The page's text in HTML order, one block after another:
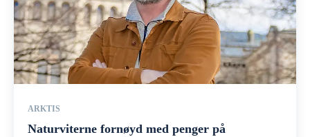
ARKTIS
Naturviterne fornøyd med penger på